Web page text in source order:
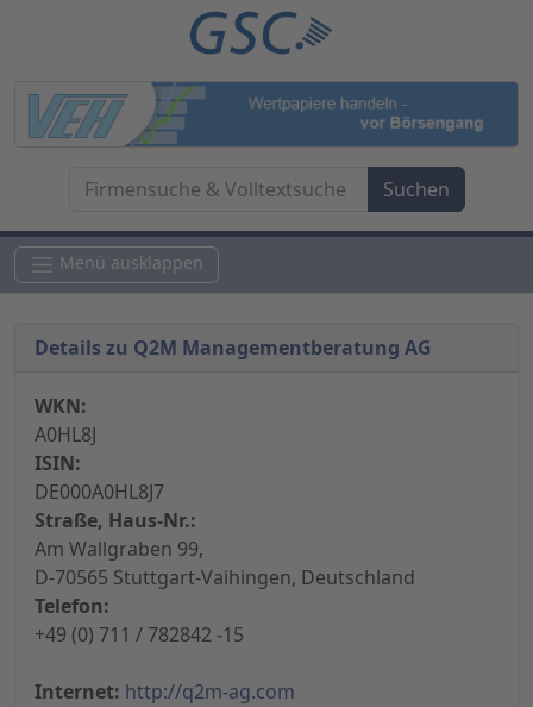
Menü ausklappen
Details zu Q2M Managementberatung AG
WKN:
A0HL8J
ISIN:
DE000A0HL8J7
Straße, Haus-Nr.:
Am Wallgraben 99,
D-70565 Stuttgart-Vaihingen, Deutschland
Telefon:
+49 (0) 711 / 782842 -15
Internet: http://q2m-ag.com